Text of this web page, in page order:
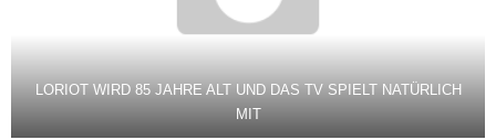
LORIOT WIRD 85 JAHRE ALT UND DAS TV SPIELT NATÜRLICH
MIT